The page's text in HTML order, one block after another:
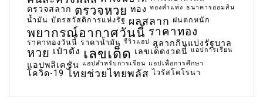
ตรวจสลาก ตรวจหวย ทอง ทองคำแท่ง ธนาคารออมสิน
น้ำมัน บัตรสวัสดิการแห่งรัฐ ผลสลาก ฝนตกหนัก
พยากรณ์อากาศวันนี้ ราคาทอง
ราคาทองวันนี้ ราคาน้ำมัน รีวิวแอป สลากกินแบ่งรัฐบาล
หวย เป๋าตัง เลขเด็ด เลขเด็ดงวดนี้ แอปการเรียน
แอปพลิเคชัน แอปสำหรับการเรียน แอปเพื่อการศึกษา
โควิด-19 ไทยช่วยไทยพลัส ไวรัสโคโรนา